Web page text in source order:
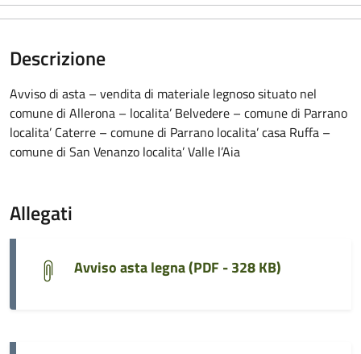
Descrizione
Avviso di asta – vendita di materiale legnoso situato nel
comune di Allerona – localita’ Belvedere – comune di Parrano
localita’ Caterre – comune di Parrano localita’ casa Ruffa –
comune di San Venanzo localita’ Valle l’Aia
Allegati
Avviso asta legna (PDF - 328 KB)